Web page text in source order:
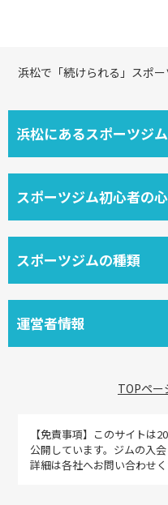
浜松で「続けられる」スポ
浜松にあるスポーツジ
スポーツジム初心者の
スポーツジムの種類
運営者情報
TOPペー
【免責事項】 このサイトは
公開しています。ジムの入
詳細は各社へお問い合わせく